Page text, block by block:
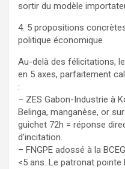
sortir du modèle
4. 5 propositions
politique économique
Au-delà des félicitations,
en 5 axes, parfaitement
:
– ZES Gabon-Industrie à
Belinga, manganèse, or
guichet 72h = réponse
d’incitation.
– FNGPE adossé à la
<5 ans. Le patronat pointe